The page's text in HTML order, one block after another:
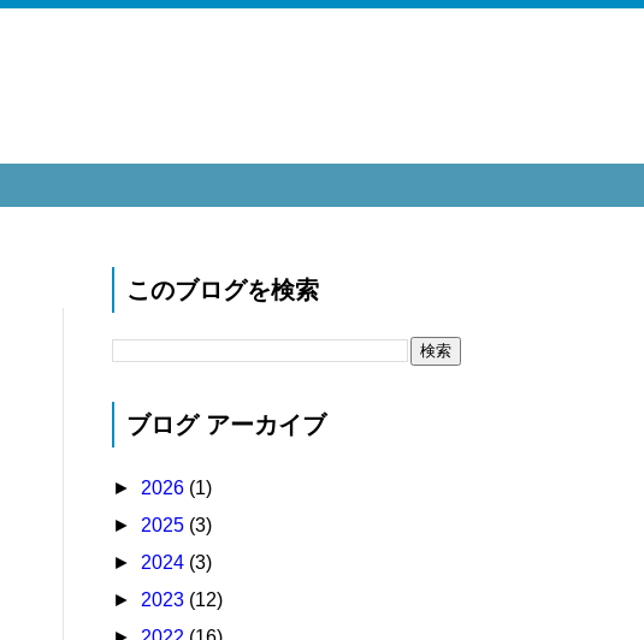
このブログを検索
ブログ アーカイブ
► 2026 (1)
► 2025 (3)
► 2024 (3)
► 2023 (12)